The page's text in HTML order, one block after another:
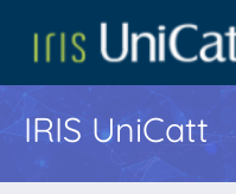
IRIS UniCatt